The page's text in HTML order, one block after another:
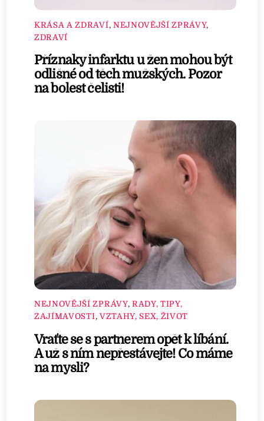
KRÁSA A ZDRAVÍ, NEJNOVĚJŠÍ ZPRÁVY,
ZDRAVÍ
Příznaky infarktu u žen mohou být
odlišné od těch mužských. Pozor
na bolest čelisti!
NEJNOVĚJŠÍ ZPRÁVY, RADY, TIPY,
ZAJÍMAVOSTI, VZTAHY, SEX, ŽIVOT
Vraťte se s partnerem opět k líbání.
A už s ním nepřestávejte! Co máme
na mysli?